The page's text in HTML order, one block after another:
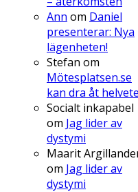
Ann om Daniel
presenterar: Nya
lägenheten!
Stefan om
Mötesplatsen.se
kan dra åt helvete
Socialt inkapabel
om Jag lider av
dystymi
Maarit
om Jag lider av
dystymi